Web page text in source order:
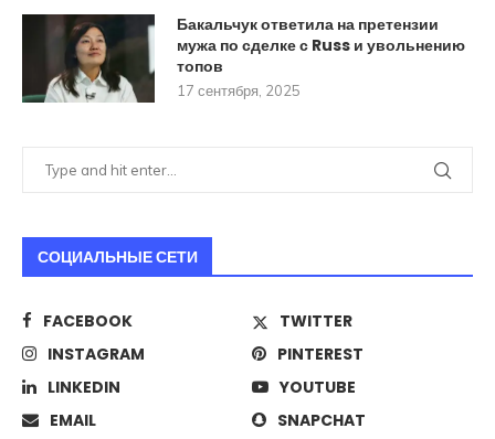
Бакальчук ответила на претензии
мужа по сделке с Russ и увольнению
топов
17 сентября, 2025
СОЦИАЛЬНЫЕ СЕТИ
FACEBOOK
TWITTER
INSTAGRAM
PINTEREST
LINKEDIN
YOUTUBE
EMAIL
SNAPCHAT